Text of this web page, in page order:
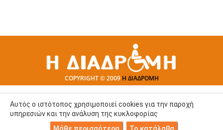
COPYRIGHT © 2009 Η ΔΙΑΔΡΟΜΗ
Αυτός ο ιστότοπος χρησιμοποιεί cookies για την παροχή
υπηρεσιών και την ανάλυση της κυκλοφορίας